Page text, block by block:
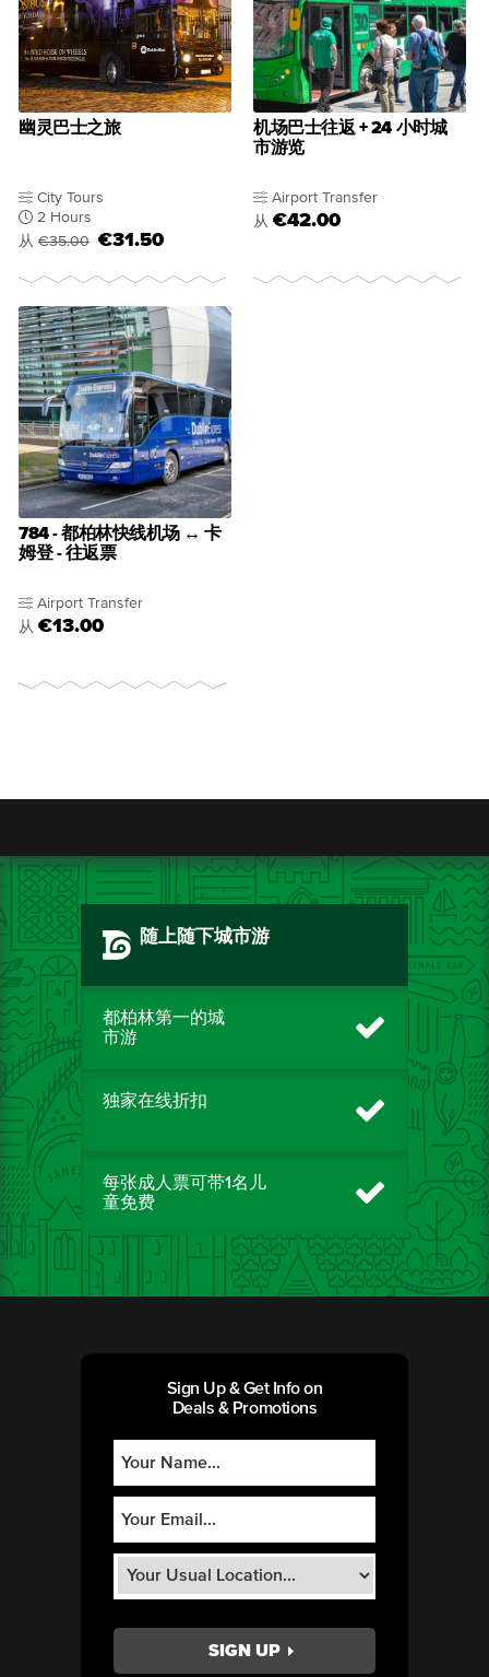
幽灵巴士之旅
City Tours
2 Hours
从 €35.00 €31.50
机场巴士往返 + 24 小时城
市游览
Airport Transfer
从 €42.00
784 - 都柏林快线机场 ↔ 卡
姆登 - 往返票
Airport Transfer
从 €13.00
随上随下城市游
都柏林第一的城
市游
独家在线折扣
每张成人票可带1名儿
童免费
Sign Up & Get Info on
Deals & Promotions